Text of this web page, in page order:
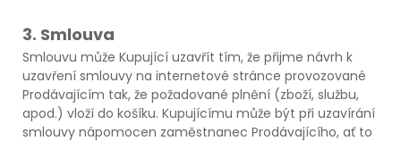
3. Smlouva
Smlouvu může Kupující uzavřít tím, že přijme návrh k
uzavření smlouvy na internetové stránce provozované
Prodávajícím tak, že požadované plnění (zboží, službu,
apod.) vloží do košíku. Kupujícímu může být při uzavírání
smlouvy nápomocen zaměstnanec Prodávajícího, ať to